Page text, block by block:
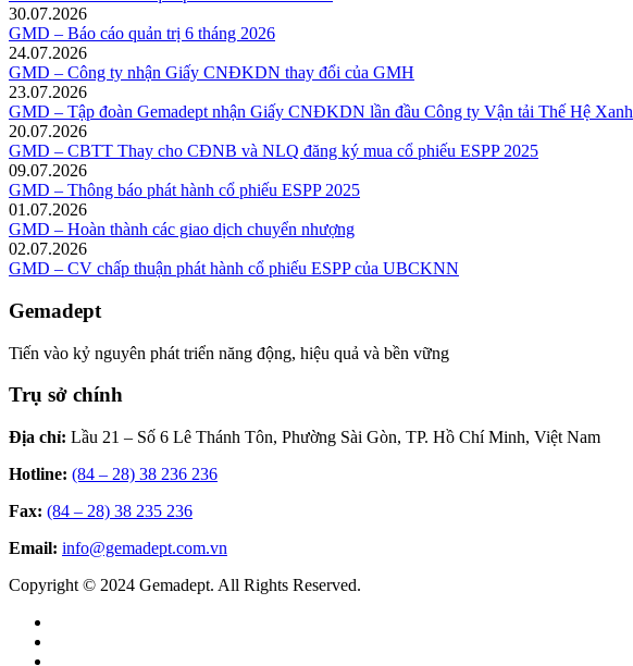
30.07.2026
GMD – Báo cáo quản trị 6 tháng 2026
24.07.2026
GMD – Công ty nhận Giấy CNĐKDN thay đổi của GMH
23.07.2026
GMD – Tập đoàn Gemadept nhận Giấy CNĐKDN lần đầu Công ty Vận tải Thế Hệ Xanh
20.07.2026
GMD – CBTT Thay cho CĐNB và NLQ đăng ký mua cổ phiếu ESPP 2025
09.07.2026
GMD – Thông báo phát hành cổ phiếu ESPP 2025
01.07.2026
GMD – Hoàn thành các giao dịch chuyển nhượng
02.07.2026
GMD – CV chấp thuận phát hành cổ phiếu ESPP của UBCKNN
Gemadept
Tiến vào kỷ nguyên phát triển năng động, hiệu quả và bền vững
Trụ sở chính
Địa chỉ: Lầu 21 – Số 6 Lê Thánh Tôn, Phường Sài Gòn, TP. Hồ Chí Minh, Việt Nam
Hotline: (84 – 28) 38 236 236
Fax: (84 – 28) 38 235 236
Email: info@gemadept.com.vn
Copyright © 2024 Gemadept. All Rights Reserved.